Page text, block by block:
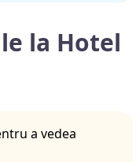
la Hotel
a vedea